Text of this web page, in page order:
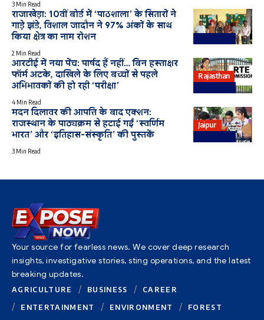
3 Min Read
राजाखेड़ा: 10वीं बोर्ड में ‘पाठशाला’ के सितारों ने
गाड़े झंडे, विशाल जादौन ने 97% अंकों के साथ
किया क्षेत्र का नाम रोशन
2 Min Read
Rajasthan
आरटीई में नया पेंच: पार्षद हैं नहीं… बिन हस्ताक्षर
फॉर्म अटके, दाखिले के लिए बच्चों से पहले
अभिभावकों की हो रही ‘परीक्षा’
4 Min Read
Jaipur
मदन दिलावर की आपत्ति के बाद एक्शन:
राजस्थान के पाठ्यक्रम से हटाई गईं ‘स्वर्णिम
भारत’ और ‘इतिहास-संस्कृति’ की पुस्तकें
3 Min Read
Your source for fearless news. We cover deep research
insights, investigative stories, sting operations, and the latest
breaking updates.
AGRICULTURE BUSINESS
CAREER
ENTERTAINMENT
ENVIRONMENT
FOREST